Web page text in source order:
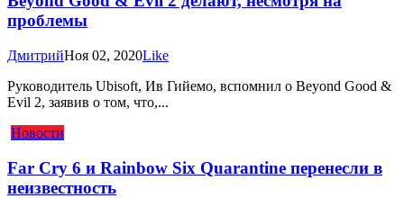
проблемы
ДмитрийНоя 02, 2020Like
Руководитель Ubisoft, Ив Гийемо, вспомнил о Beyond Good &
Evil 2, заявив о том, что,...
Новости
Far Cry 6 и Rainbow Six Quarantine перенесли в
неизвестность